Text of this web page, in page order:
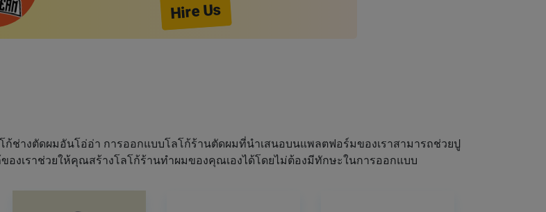
Hire Us
ช่างตัดผมอันโอ่อ่า การออกแบบโลโก้ร้านตัดผมที่นำเสนอบนแพลตฟอร์มของเราสามารถช่วยปู
องเราช่วยให้คุณสร้างโลโก้ร้านทำผมของคุณเองได้โดยไม่ต้องมีทักษะในการออกแบบ